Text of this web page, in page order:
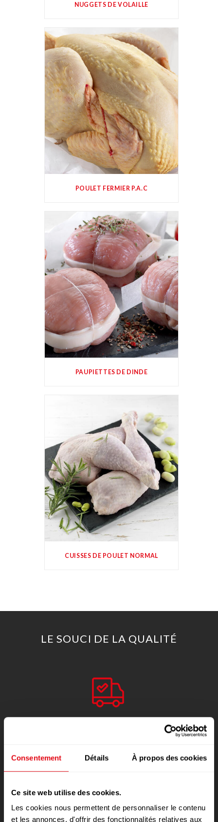
Consentement Détails À propos des cookies
Ce site web utilise des cookies.
Les cookies nous permettent de personnaliser le contenu
et les annonces, d'offrir des fonctionnalités relatives aux
NUGGETS DE VOLAILLE
POULET FERMIER P.A.C
PAUPIETTES DE DINDE
CUISSES DE POULET NORMAL
LE SOUCI DE LA QUALITÉ
Qualité